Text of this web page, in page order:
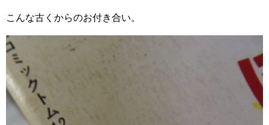
こんな古くからのお付き合い。